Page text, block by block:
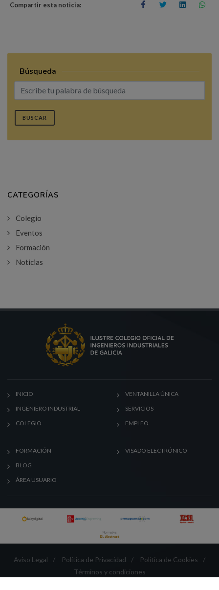
Compartir esta noticia:
Búsqueda
BUSCAR
CATEGORÍAS
Colegio
Eventos
Formación
Noticias
INICIO
INGENIERO INDUSTRIAL
COLEGIO
VENTANILLA ÚNICA
SERVICIOS
EMPLEO
FORMACIÓN
BLOG
ÁREA USUARIO
VISADO ELECTRÓNICO
Aviso Legal / Política de Privacidad / Política de Cookies
/
Términos y condiciones